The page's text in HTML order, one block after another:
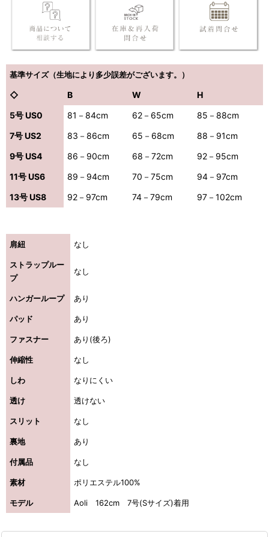
基準サイズ（生地により多少誤差がございます。）
◇ B W
H
5号 US0
81－84cm 62－65cm
85－88cm
7号 US2
83－86cm 65－68cm
88－91cm
9号 US4
86－90cm 68－72cm
92－95cm
11号 US6
89－94cm 70－75cm
94－97cm
13号 US8
92－97cm 74－79cm 97－102cm
肩紐 なし
ストラップルー
プ
なし
ハンガーループ あり
パッド あり
ファスナー あり(後ろ)
伸縮性 なし
しわ なりにくい
透け 透けない
スリット なし
裏地 あり
付属品 なし
素材 ポリエステル100%
モデル Aoli 162cm 7号(Sサイズ)着用